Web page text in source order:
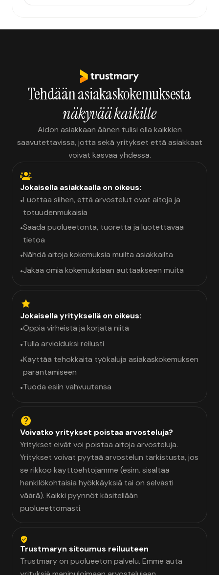
Tehdään asiakaskokemuksesta
näkyvää kaikille
Aidon asiakkaan äänen tulisi olla kaikkien
saavutettavissa, jotta sekä yritykset että asiakkaat
voivat kasvaa yhdessä.
Jokaisella asiakkaalla on oikeus:
•Luottaa siihen, että arvostelut ovat aitoja ja
totuudenmukaisia
•Saada puolueetonta, tuoretta ja luotettavaa
tietoa
•Nähdä aitoja kokemuksia muilta asiakkailta
•Jakaa omia kokemuksiaan auttaakseen muita
Jokaisella yrityksellä on oikeus:
•Oppia virheistä ja korjata niitä
•Tulla arvioiduksi reilusti
•Käyttää tehokkaita työkaluja asiakaskokemuksen
parantamiseen
•Tuoda esiin vahvuutensa
Voivatko yritykset poistaa arvosteluja?
Yritykset eivät voi poistaa aitoja arvosteluja.
Yritykset voivat pyytää arvostelun tarkistusta, jos
se rikkoo käyttöehtojamme (esim. sisältää
henkilökohtaisia hyökkäyksiä tai on selvästi
väärä). Kaikki pyynnöt käsitellään
puolueettomasti.
Trustmaryn sitoumus reiluuteen
Trustmary on puolueeton palvelu. Emme auta